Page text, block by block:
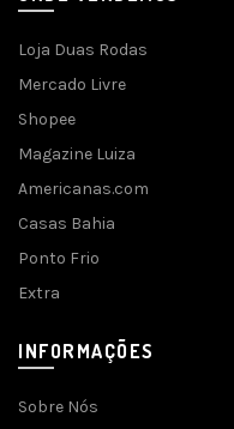
Loja Duas Rodas
Mercado Livre
Shopee
Magazine Luiza
Americanas.com
Casas Bahia
Ponto Frio
Extra
INFORMAÇÕES
Sobre Nós